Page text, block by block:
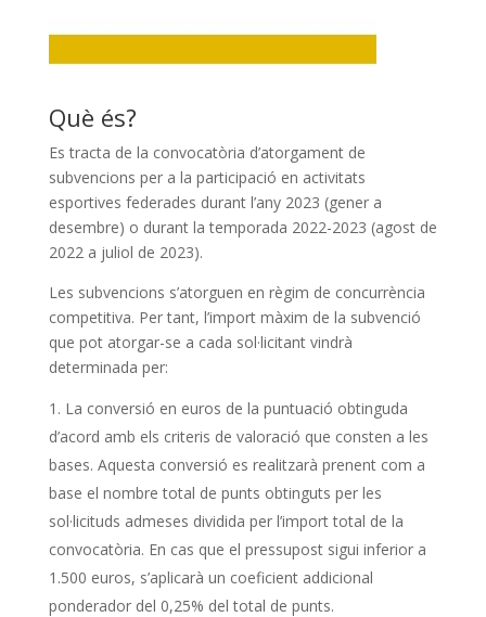
Què és?
Es tracta de la convocatòria d’atorgament de
subvencions per a la participació en activitats
esportives federades durant l’any 2023 (gener a
desembre) o durant la temporada 2022-2023 (agost de
2022 a juliol de 2023).
Les subvencions s’atorguen en règim de concurrència
competitiva. Per tant, l’import màxim de la subvenció
que pot atorgar-se a cada sol·licitant vindrà
determinada per:
La conversió en euros de la puntuació obtinguda
d’acord amb els criteris de valoració que consten a les
bases. Aquesta conversió es realitzarà prenent com a
base el nombre total de punts obtinguts per les
sol·licituds admeses dividida per l’import total de la
convocatòria. En cas que el pressupost sigui inferior a
1.500 euros, s’aplicarà un coeficient addicional
ponderador del 0,25% del total de punts.